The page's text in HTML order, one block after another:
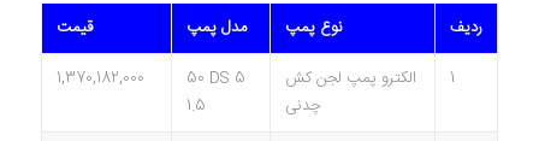
قیمت مدل پمپ نوع پمپ
ردیف
1,370,182,000
50 DS 5
1.5
الکترو پمپ لجن کش
چدنی
1